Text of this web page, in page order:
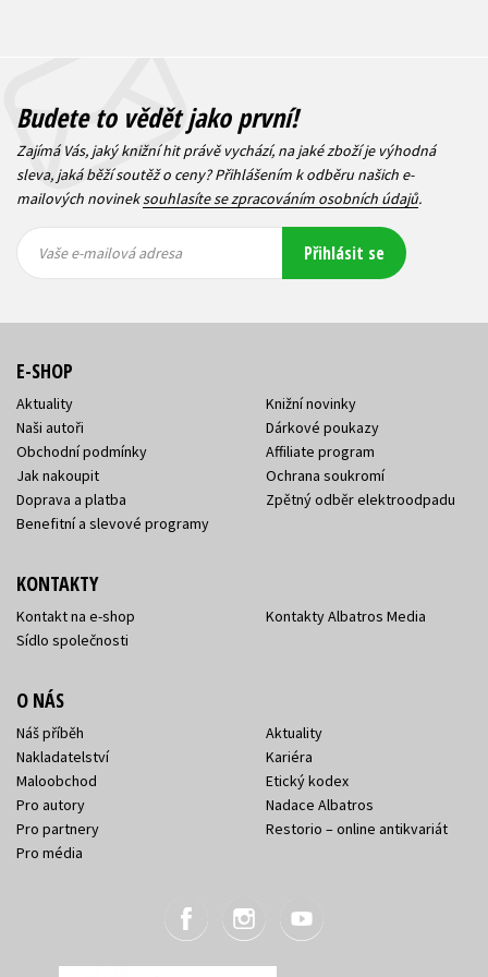
Budete to vědět jako první!
Zajímá Vás, jaký knižní hit právě vychází, na jaké zboží je výhodná
sleva, jaká běží soutěž o ceny? Přihlášením k odběru našich e-
mailových novineksouhlasíte se zpracováním osobních údajů.
mailová
mailová
Vaše e-mailová adresa Přihlásit se
E-SHOP
Aktuality
Naši autoři
Obchodní podmínky
Jak nakoupit
Doprava a platba
Benefitní a slevové programy
Knižní novinky
Dárkové poukazy
Affiliate program
Ochrana soukromí
Zpětný odběr elektroodpadu
KONTAKTY
Kontakt na e-shop
Sídlo společnosti
Kontakty Albatros Media
O NÁS
Náš příběh
Nakladatelství
Maloobchod
Pro autory
Pro partnery
Pro média
Aktuality
Kariéra
Etický kodex
Nadace Albatros
Restorio – online antikvariát